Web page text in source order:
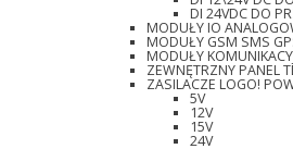
DI 24VDC DO
MODUŁY IO
MODUŁY GSM SMS
MODUŁY
ZEWNĘTRZNY PANEL
ZASILACZE LOGO!
5V
12V
15V
24V